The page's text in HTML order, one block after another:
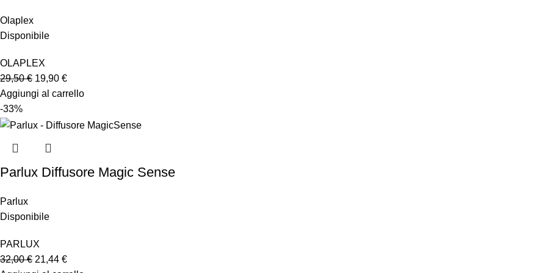
Olaplex
Disponibile
OLAPLEX
29,50€ 19,90 €
Aggiungi al carrello
-33%
Parlux Diffusore Magic Sense
Parlux
Disponibile
PARLUX
32,00€ 21,44 €